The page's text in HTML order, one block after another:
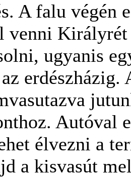
A falu végén
venni Királyrét
ugyanis
erdészházig.
Autóval
élvezni a
a kisvasút